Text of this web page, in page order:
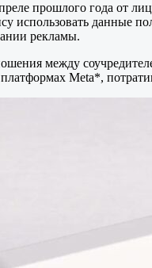
прошлого года от
использовать данные
рекламы.
между
Meta*,